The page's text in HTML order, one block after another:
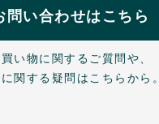
問い合わせはこちら
い物に関するご質問や、
関する疑問はこちらから。